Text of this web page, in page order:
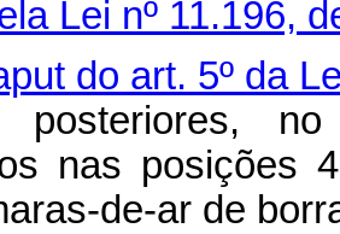
Lei nº 11.196,
do art. 5º da
posteriores,
nas posições
de-ar de